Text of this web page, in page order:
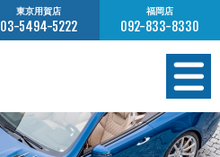
東京用賀店
03-5494-5222
福岡店
092-833-8330
在庫情報